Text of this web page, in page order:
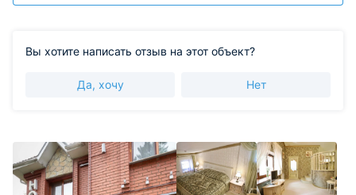
Вы хотите написать отзыв на этот объект?
Да, хочу Нет